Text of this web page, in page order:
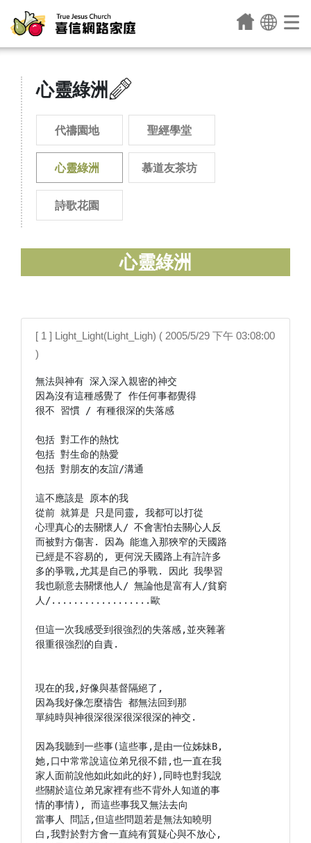
心靈綠洲
代禱園地 聖經學堂
心靈綠洲 慕道友茶坊
詩歌花園
心靈綠洲
[ 1 ] Light_Light(Light_Ligh) ( 2005/5/29 下午 03:08:00
)
無法與神有 深入深入親密的神交
因為沒有這種感覺了 作任何事都覺得
很不 習慣 / 有種很深的失落感
包括 對工作的熱忱
包括 對生命的熱愛
包括 對朋友的友誼/溝通
這不應該是 原本的我
從前 就算是 只是同靈, 我都可以打從
心理真心的去關懷人/ 不會害怕去關心人反
而被對方傷害. 因為 能進入那狹窄的天國路
已經是不容易的, 更何況天國路上有許許多
多的爭戰,尤其是自己的爭戰. 因此 我學習
我也願意去關懷他人/ 無論他是富有人/貧窮
人/..................歐
但這一次我感受到很強烈的失落感,並夾雜著
很重很強烈的自責.
現在的我,好像與基督隔絕了,
因為我好像怎麼禱告 都無法回到那
單純時與神很深很深很深很深的神交.
因為我聽到一些事(這些事,是由一位姊妹B,
她,口中常常說這位弟兄很不錯,也一直在我
家人面前說他如此如此的好),同時也對我說
些關於這位弟兄家裡有些不背外人知道的事
情的事情), 而這些事我又無法去向
當事人 問話,但這些問題若是無法知曉明
白,我對於對方會一直純有質疑心與不放心,